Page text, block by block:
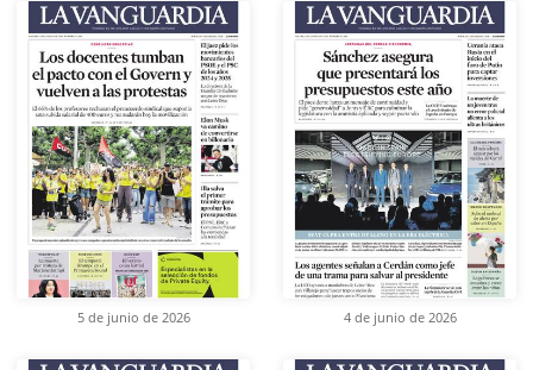
5 de junio de 2026 4 de junio de 2026